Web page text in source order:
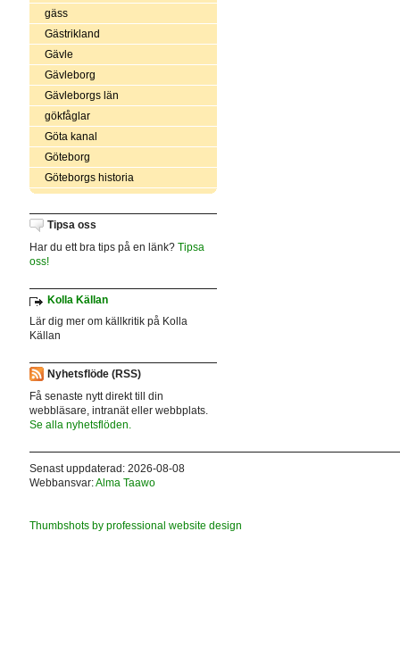
gäss
Gästrikland
Gävle
Gävleborg
Gävleborgs län
gökfåglar
Göta kanal
Göteborg
Göteborgs historia
Tipsa oss
Har du ett bra tips på en länk? Tipsa
oss!
Kolla Källan
Lär dig mer om källkritik på Kolla
Källan
Nyhetsflöde (RSS)
Få senaste nytt direkt till din
webbläsare, intranät eller webbplats.
Se alla nyhetsflöden.
Senast uppdaterad: 2026-08-08
Webbansvar:Alma Taawo
Thumbshots by professional website design